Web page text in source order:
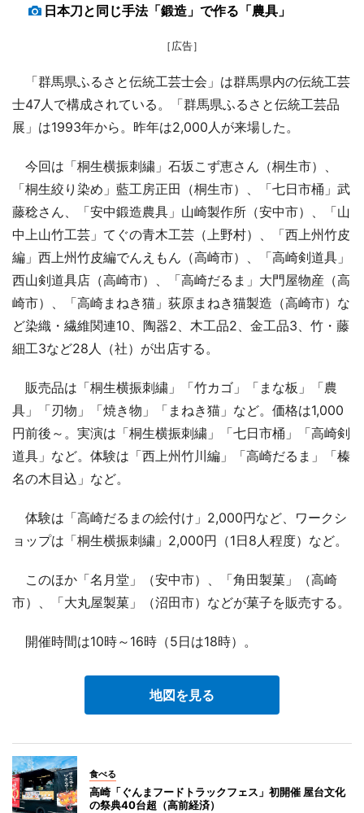
日本刀と同じ手法「鍛造」で作る「農具」
［広告］
「群馬県ふるさと伝統工芸士会」は群馬県内の伝統工芸
士47人で構成されている。「群馬県ふるさと伝統工芸品
展」は1993年から。昨年は2,000人が来場した。
今回は「桐生横振刺繍」石坂こず恵さん（桐生市）、
「桐生絞り染め」藍工房正田（桐生市）、「七日市桶」武
藤稔さん、「安中鍛造農具」山崎製作所（安中市）、「山
中上山竹工芸」てぐの青木工芸（上野村）、「西上州竹皮
編」西上州竹皮編でんえもん（高崎市）、「高崎剣道具」
西山剣道具店（高崎市）、「高崎だるま」大門屋物産（高
崎市）、「高崎まねき猫」荻原まねき猫製造（高崎市）な
ど染織・繊維関連10、陶器2、木工品2、金工品3、竹・藤
細工3など28人（社）が出店する。
販売品は「桐生横振刺繍」「竹カゴ」「まな板」「農
具」「刃物」「焼き物」「まねき猫」など。価格は1,000
円前後～。実演は「桐生横振刺繍」「七日市桶」「高崎剣
道具」など。体験は「西上州竹川編」「高崎だるま」「榛
名の木目込」など。
体験は「高崎だるまの絵付け」2,000円など、ワークシ
ョップは「桐生横振刺繍」2,000円（1日8人程度）など。
このほか「名月堂」（安中市）、「角田製菓」（高崎
市）、「大丸屋製菓」（沼田市）などが菓子を販売する。
開催時間は10時～16時（5日は18時）。
地図を見る
食べる
高崎「ぐんまフードトラックフェス」初開催 屋台文化
の祭典40台超（高前経済）